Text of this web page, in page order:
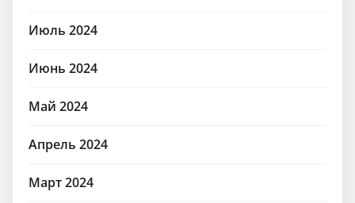
Июль 2024
Июнь 2024
Май 2024
Апрель 2024
Март 2024